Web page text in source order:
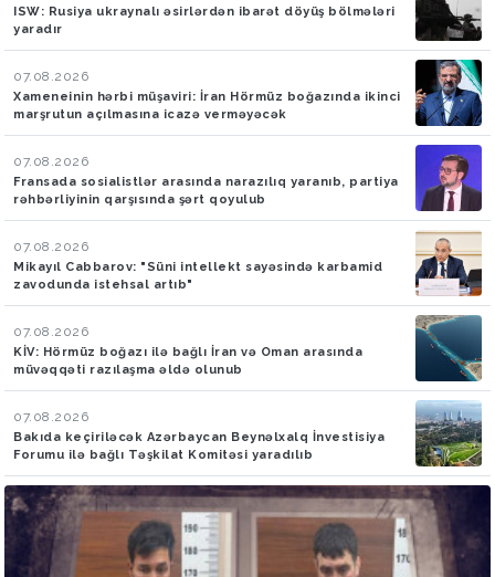
ISW: Rusiya ukraynalı əsirlərdən ibarət döyüş bölmələri
yaradır
07.08.2026
Xameneinin hərbi müşaviri: İran Hörmüz boğazında ikinci
marşrutun açılmasına icazə verməyəcək
07.08.2026
Fransada sosialistlər arasında narazılıq yaranıb, partiya
rəhbərliyinin qarşısında şərt qoyulub
07.08.2026
Mikayıl Cabbarov: "Süni intellekt sayəsində karbamid
zavodunda istehsal artıb"
07.08.2026
KİV: Hörmüz boğazı ilə bağlı İran və Oman arasında
müvəqqəti razılaşma əldə olunub
07.08.2026
Bakıda keçiriləcək Azərbaycan Beynəlxalq İnvestisiya
Forumu ilə bağlı Təşkilat Komitəsi yaradılıb